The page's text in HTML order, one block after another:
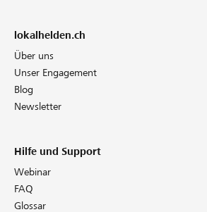
lokalhelden.ch
Über uns
Unser Engagement
Blog
Newsletter
Hilfe und Support
Webinar
FAQ
Glossar